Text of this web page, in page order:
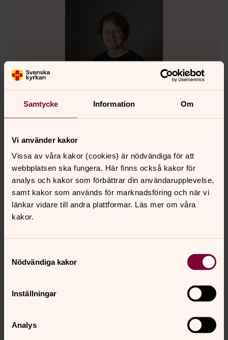
Samtycke Information Om
Vi använder kakor
Vissa av våra kakor (cookies) är nödvändiga för att
webbplatsen ska fungera. Här finns också kakor för
analys och kakor som förbättrar din användarupplevelse,
samt kakor som används för marknadsföring och när vi
länkar vidare till andra plattformar. Läs mer om våra
kakor.
Nödvändiga kakor
Inställningar
Analys
Diakon, Backens prästgård, Svenska kyrkan i Umeå
Direkt:
090-200 27 16 Växel:
090-200 25 00
E-post:erik.hansson@svenskakyrkan.se